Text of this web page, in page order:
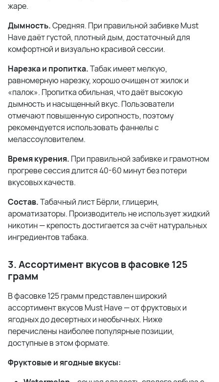
жаре.
Дымность.Средняя. При правильной забивке Must
Have даёт густой, плотный дым, достаточный для
комфортной и визуально красивой сессии.
Нарезка и пропитка.Табак имеет мелкую,
равномерную нарезку, хорошо очищен от жилок и
«палок». Пропитка обильная, что даёт высокую
дымность и насыщенный вкус. Пользователи
отмечают повышенную сиропность, поэтому
рекомендуется использовать фаннелы с
мелассоуловителем.
Время курения. При правильной забивке и грамотном
прогреве сессия длится 40-60 минут без потери
вкусовых качеств.
Состав.Табачный лист Бёрли, глицерин,
ароматизаторы. Производитель не использует жидкий
никотин — крепость достигается за счёт натуральных
ингредиентов табака.
3. Ассортимент вкусов в фасовке 125
грамм
В фасовке 125 грамм представлен широкий
ассортимент вкусов Must Have — от фруктовых и
ягодных до десертных и необычных. Ниже
перечислены наиболее популярные позиции,
доступные в этом формате.
Фруктовые и ягодные вкусы: